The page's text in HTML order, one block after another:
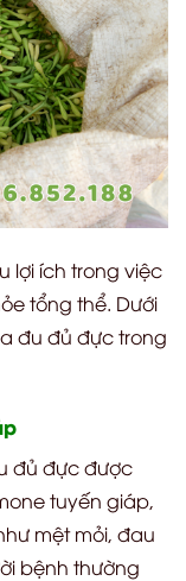
lợi ích trong việc
tổng thể. Dưới
đu đủ đực trong
đủ đực được
tuyến giáp,
mệt mỏi, đau
bệnh thường